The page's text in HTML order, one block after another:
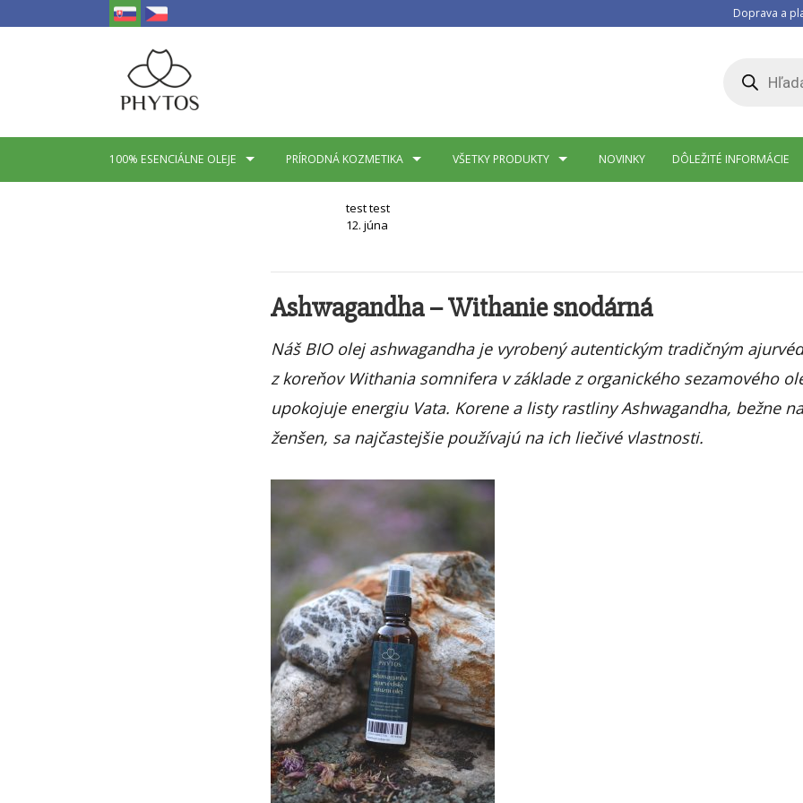
Doprava a
search
100% ESENCIÁLNE OLEJE PRÍRODNÁ KOZMETIKA VŠETKY PRODUKTY NOVINKY DÔLEŽITÉ INFORMÁCIE
testtest
12. júna
Ashwagandha – Withanie snodárná
Náš BIO olej ashwagandha je vyrobený autentickým tradičným
z koreňov Withania somnifera v základe z organického sezamového
upokojuje energiu Vata. Korene a listy rastliny Ashwagandha, bežne
ženšen, sa najčastejšie používajú na ich liečivé vlastnosti.